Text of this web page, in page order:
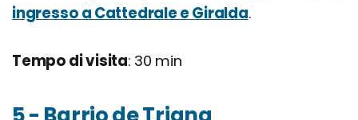
ingresso a Cattedrale e Giralda.
Tempo di visita: 30 min